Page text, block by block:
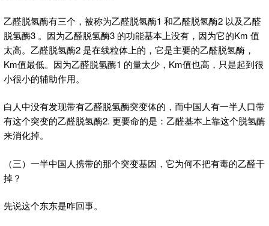
乙醛脱氢酶有三个，被称为乙醛脱氢酶1 和乙醛脱氢酶2 以及乙醛
脱氢酶3 。因为乙醛脱氢酶3 的功能基本上没有，因为它的Km 值
太高。乙醛脱氢酶2 是在线粒体上的，它是主要的乙醛脱氢酶，
Km值最低。因为乙醛脱氢酶1 的量太少，Km值也高，只是起到很
小很小的辅助作用。
白人中没有发现带有乙醛脱氢酶突变体的，而中国人有一半人口带
有这个突变的乙醛脱氢酶2. 更要命的是：乙醛基本上靠这个脱氢酶
来消化掉。
（三）一半中国人携带的那个突变基因，它为何不把有毒的乙醛干
掉？
先说这个东东是咋回事。